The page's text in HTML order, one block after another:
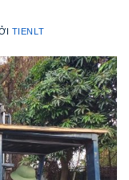
TIENLT